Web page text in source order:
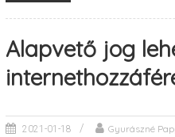
Alapvető jog
2021-01-18 Gyurászné